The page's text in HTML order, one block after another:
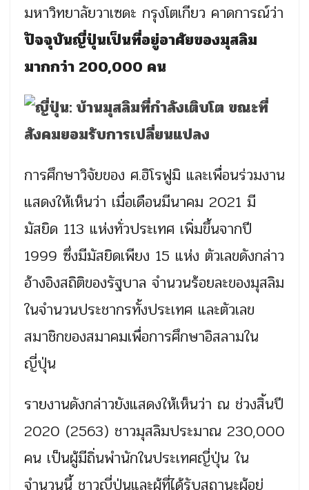
มหาวิทยาลัยวาเซดะ กรุงโตเกียว คาดการณ์ว่า
ปัจจุบันญี่ปุ่นเป็นที่อยู่อาศัยของมุสลิม
มากกว่า 200,000 คน
การศึกษาวิจัยของ ศ.ฮิโรฟูมิ และเพื่อนร่วมงาน
แสดงให้เห็นว่า เมื่อเดือนมีนาคม 2021 มี
มัสยิด 113 แห่งทั่วประเทศ เพิ่มขึ้นจากปี
1999 ซึ่งมีมัสยิดเพียง 15 แห่ง ตัวเลขดังกล่าว
อ้างอิงสถิติของรัฐบาล จำนวนร้อยละของมุสลิม
ในจำนวนประชากรทั้งประเทศ และตัวเลข
สมาชิกของสมาคมเพื่อการศึกษาอิสลามใน
ญี่ปุ่น
รายงานดังกล่าวยังแสดงให้เห็นว่า ณ ช่วงสิ้นปี
2020 (2563) ชาวมุสลิมประมาณ 230,000
คน เป็นผู้มีถิ่นพำนักในประเทศญี่ปุ่น ใน
จำนวนนี้ ชาวญี่ปุ่นและผู้ที่ได้รับสถานะผู้อยู่